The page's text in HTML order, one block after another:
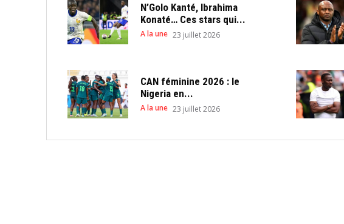
N’Golo Kanté, Ibrahima
Konaté… Ces stars qui...
A la une 23 juillet 2026
CAN féminine 2026 : le
Nigeria en...
A la une 23 juillet 2026